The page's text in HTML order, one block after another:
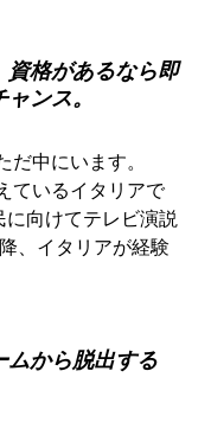
格があるなら即
ンス。
中にいます。
ているイタリアで
向けてテレビ演説
、イタリアが経験
ムから脱出する